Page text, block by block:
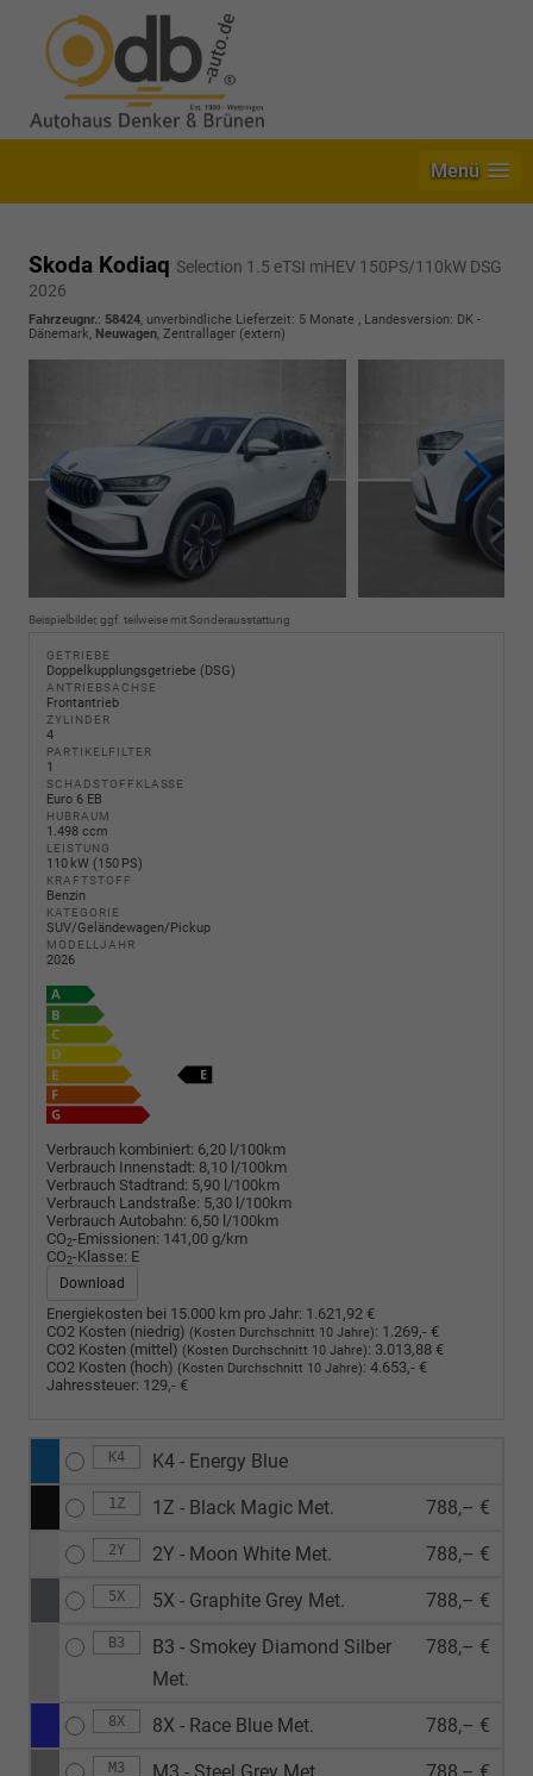
Menü
Skoda Kodiaq Selection 1.5 eTSI mHEV 150PS/110kW DSG
2026
Fahrzeugnr.: 58424, unverbindliche Lieferzeit: 5 Monate , Landesversion: DK -
Dänemark, Neuwagen, Zentrallager (extern)
Beispielbilder, ggf. teilweise mit Sonderausstattung
GETRIEBE
Doppelkupplungsgetriebe (DSG)
ANTRIEBSACHSE
Frontantrieb
ZYLINDER
4
PARTIKELFILTER
1
SCHADSTOFFKLASSE
Euro 6 EB
HUBRAUM
1.498 ccm
LEISTUNG
110 kW (150 PS)
KRAFTSTOFF
Benzin
KATEGORIE
SUV/Geländewagen/Pickup
MODELLJAHR
2026
Verbrauch kombiniert: 6,20 l/100km
Verbrauch Innenstadt: 8,10 l/100km
Verbrauch Stadtrand: 5,90 l/100km
Verbrauch Landstraße: 5,30 l/100km
Verbrauch Autobahn: 6,50 l/100km
CO2-Emissionen: 141,00 g/km
CO2-Klasse: E
Download
Energiekosten bei 15.000 km pro Jahr: 1.621,92 €
CO2 Kosten (niedrig) (Kosten Durchschnitt 10 Jahre): 1.269,- €
CO2 Kosten (mittel) (Kosten Durchschnitt 10 Jahre): 3.013,88 €
CO2 Kosten (hoch) (Kosten Durchschnitt 10 Jahre): 4.653,- €
Jahressteuer: 129,- €
K4 K4 - Energy Blue
1Z 1Z - Black Magic Met. 788,– €
2Y 2Y - Moon White Met. 788,– €
5X 5X - Graphite Grey Met. 788,– €
B3
B3 - Smokey Diamond Silber
Met.
788,– €
8X 8X - Race Blue Met. 788,– €
M3